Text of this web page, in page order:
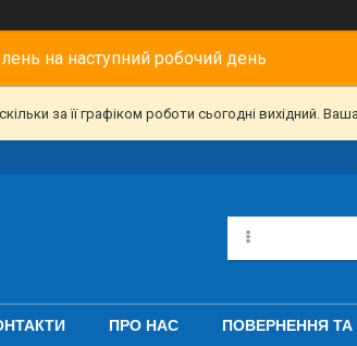
на наступний робочий день
за її графіком роботи сьогодні вихідний.
ПРО НАС ПОВЕРНЕННЯ ТА